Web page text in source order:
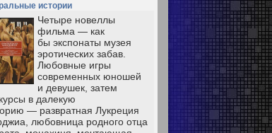
истории
Четыре новеллы
фильма — как
бы экспонаты музея
эротических забав.
Любовные игры
современных юношей
и девушек, затем
в далекую
— развратная Лукреция
любовница родного отца